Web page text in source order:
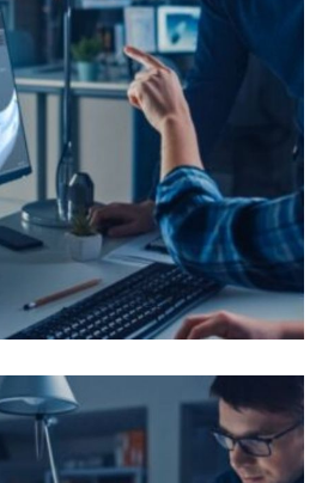
Technique